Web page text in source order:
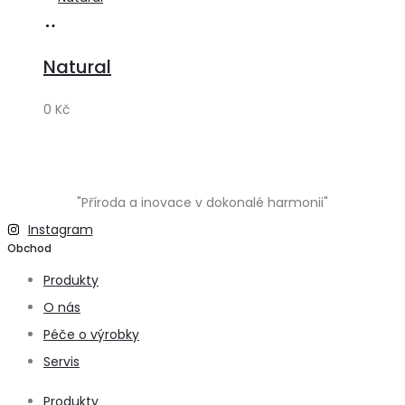
košíku
Natural
0 Kč
"Příroda a inovace v dokonalé harmonii"
Instagram
Obchod
Produkty
O nás
Péče o výrobky
Servis
Produkty